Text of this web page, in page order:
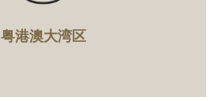
粤港澳大湾区